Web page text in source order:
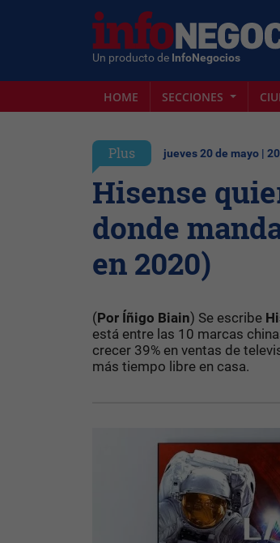
Un producto de InfoNegocios
HOME SECCIONES
Plus jueves 20 de mayo |
Hisense
donde
en 2020)
(Por Íñigo Biain) Se escribe
está entre las 10 marcas
crecer 39% en ventas de
más tiempo libre en casa.